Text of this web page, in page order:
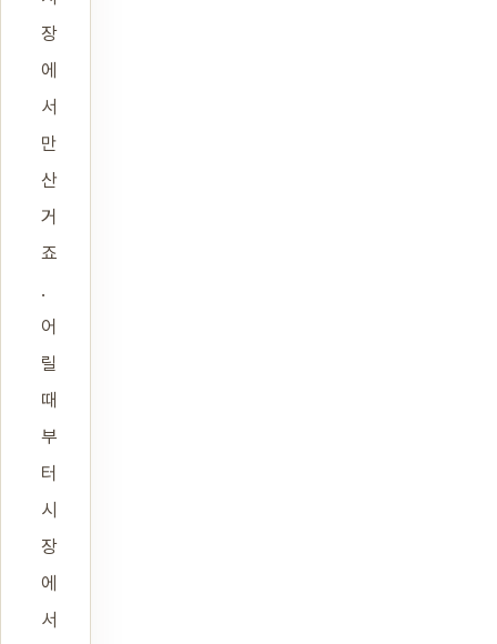
장
에
서
만
산
거
죠
.
어
릴
때
부
터
시
장
에
서